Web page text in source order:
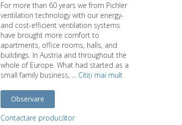
For more than 60 years we from Pichler
ventilation technology with our energy-
and cost-efficient ventilation systems
have brought more comfort to
apartments, office rooms, halls, and
buildings. In Austria and throughout the
whole of Europe. What had started as a
small family business, ... Citiți mai mult
Observare
Contactare producător